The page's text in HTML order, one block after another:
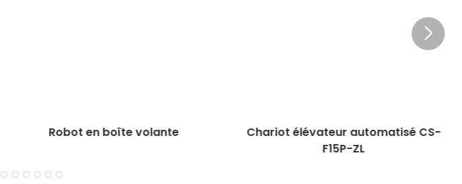
Robot en boîte volante
Chariot élévateur automatisé CS-
F15P-ZL